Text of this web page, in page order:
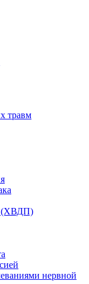
травм
(ХВДП)
нервной